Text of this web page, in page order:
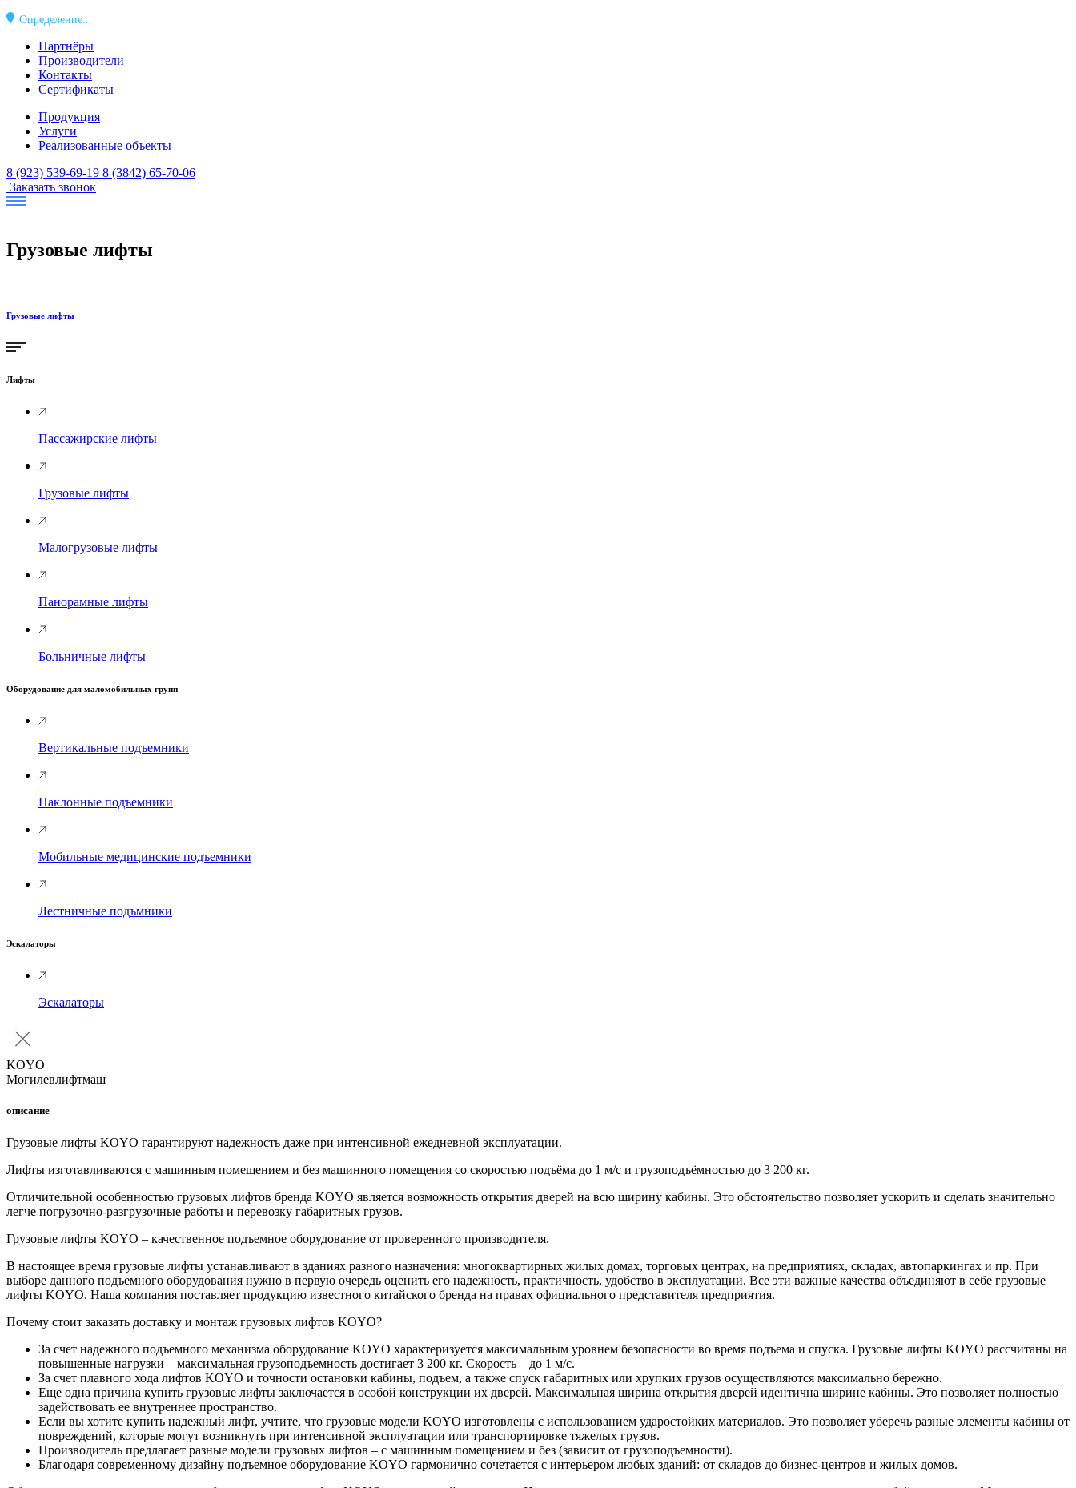
Определение...
Партнёры
Производители
Контакты
Сертификаты
Продукция
Услуги
Реализованные объекты
8 (923) 539-69-19 8 (3842) 65-70-06
Заказать звонок
Грузовые лифты
Грузовые лифты
Лифты
Пассажирские лифты
Грузовые лифты
Малогрузовые лифты
Панорамные лифты
Больничные лифты
Оборудование для маломобильных групп
Вертикальные подъемники
Наклонные подъемники
Мобильные медицинские подъемники
Лестничные подъмники
Эскалаторы
Эскалаторы
KOYO
Могилевлифтмаш
описание
Грузовые лифты KOYO гарантируют надежность даже при интенсивной ежедневной эксплуатации.
Лифты изготавливаются с машинным помещением и без машинного помещения со скоростью подъёма до 1 м/с и грузоподъёмностью до 3 200 кг.
Отличительной особенностью грузовых лифтов бренда KOYO является возможность открытия дверей на всю ширину кабины. Это обстоятельство позволяет ускорить и сделать значительно
легче погрузочно-разгрузочные работы и перевозку габаритных грузов.
Грузовые лифты KOYO – качественное подъемное оборудование от проверенного производителя.
В настоящее время грузовые лифты устанавливают в зданиях разного назначения: многоквартирных жилых домах, торговых центрах, на предприятиях, складах, автопаркингах и пр. При
выборе данного подъемного оборудования нужно в первую очередь оценить его надежность, практичность, удобство в эксплуатации. Все эти важные качества объединяют в себе грузовые
лифты KOYO. Наша компания поставляет продукцию известного китайского бренда на правах официального представителя предприятия.
Почему стоит заказать доставку и монтаж грузовых лифтов KOYO?
За счет надежного подъемного механизма оборудование KOYO характеризуется максимальным уровнем безопасности во время подъема и спуска. Грузовые лифты KOYO рассчитаны на
повышенные нагрузки – максимальная грузоподъемность достигает 3 200 кг. Скорость – до 1 м/с.
За счет плавного хода лифтов KOYO и точности остановки кабины, подъем, а также спуск габаритных или хрупких грузов осуществляются максимально бережно.
Еще одна причина купить грузовые лифты заключается в особой конструкции их дверей. Максимальная ширина открытия дверей идентична ширине кабины. Это позволяет полностью
задействовать ее внутреннее пространство.
Если вы хотите купить надежный лифт, учтите, что грузовые модели KOYO изготовлены с использованием ударостойких материалов. Это позволяет уберечь разные элементы кабины от
повреждений, которые могут возникнуть при интенсивной эксплуатации или транспортировке тяжелых грузов.
Производитель предлагает разные модели грузовых лифтов – с машинным помещением и без (зависит от грузоподъемности).
Благодаря современному дизайну подъемное оборудование KOYO гармонично сочетается с интерьером любых зданий: от складов до бизнес-центров и жилых домов.